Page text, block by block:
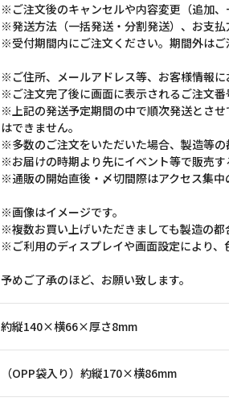
※ご注文後のキャンセルや内容変更（追加、
※発送方法（一括発送・分割発送）、お支払
※受付期間内にご注文ください。期間外はご
※ご住所、メールアドレス等、お客様情報に
※ご注文完了後に画面に表示されるご注文番
※上記の発送予定期間の中で順次発送とさ
はできません。
※多数のご注文をいただいた場合、製造等の
※お届けの時期より先にイベント等で販売す
※通販の開始直後・〆切間際はアクセス集中
※画像はイメージです。
※複数お買い上げいただきましても製造の都
※ご利用のディスプレイや画面設定により、
予めご了承のほど、お願い致します。
約縦140×横66×厚さ8mm
（OPP袋入り）約縦170×横86mm